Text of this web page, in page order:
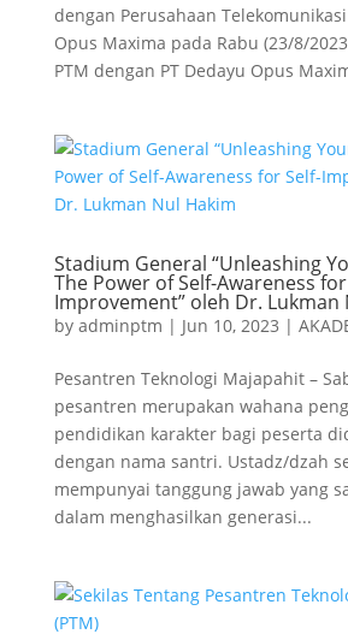
dengan Perusahaan Telekomunikasi
Opus Maxima pada Rabu (23/8/
PTM dengan PT Dedayu Opus
Stadium General “Unleashing
The Power of Self-Awareness
Improvement” oleh Dr. Lukman
by adminptm | Jun 10, 2023 |
Pesantren Teknologi Majapahit –
pesantren merupakan wahana
pendidikan karakter bagi peserta
dengan nama santri. Ustadz/dzah
mempunyai tanggung jawab yang
dalam menghasilkan generasi...